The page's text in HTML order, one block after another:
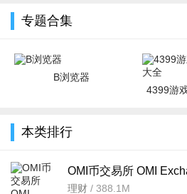
专题合集
B浏览器
4399游
本类排行
OMI币交易所 OMI
安卓版
理财 / 388.1M